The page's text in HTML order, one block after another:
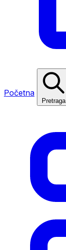
Početna
Pretraga